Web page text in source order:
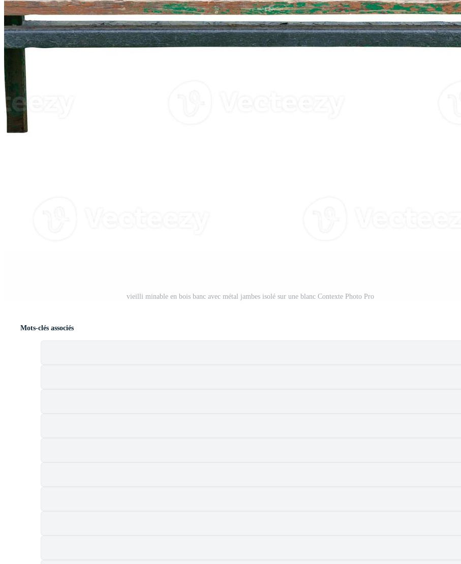
vieilli minable en bois banc avec métal jambes isolé sur une blanc Contexte Photo Pro
Mots-clés associés